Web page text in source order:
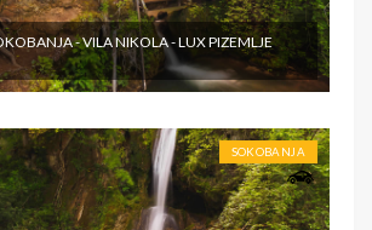
- VILA NIKOLA - LUX PIZEMLJE
SOKOBANJA